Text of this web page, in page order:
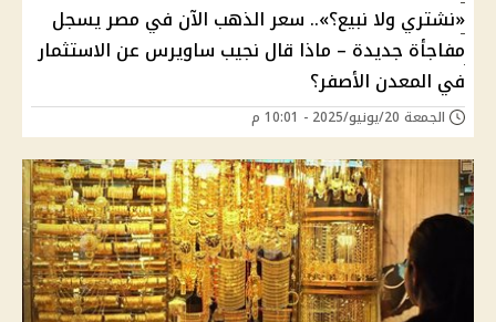
«نشتري ولا نبيع؟».. سعر الذهب الآن في مصر يسجل
مفاجأة جديدة – ماذا قال نجيب ساويرس عن الاستثمار
في المعدن الأصفر؟
الجمعة 20/يونيو/2025 - 10:01 م